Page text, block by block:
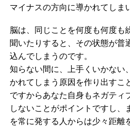
マイナスの方向に導かれてしま
脳は、同じことを何度も何度も
聞いたりすると、その状態が普
込んでしまうのです。
知らない間に、上手くいかない
かれてしまう原因を作り出すこ
ですからあなた自身もネガティ
しないことがポイントですし、
を常に発する人からは少々距離